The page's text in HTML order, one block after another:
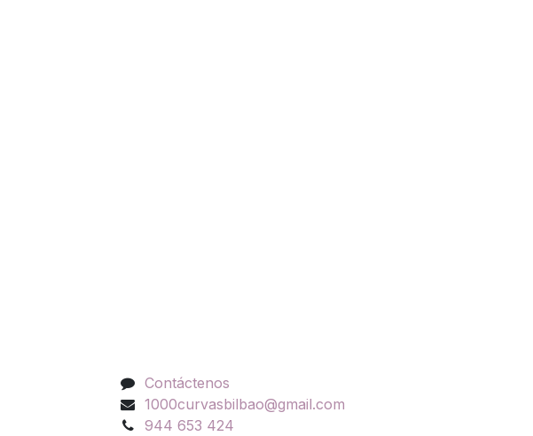
Contáctenos
1000curvasbilbao@gmail.com
944 653 424